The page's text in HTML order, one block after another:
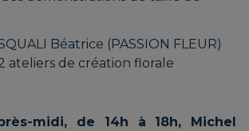
Marlène |
RELIURE
Béatrice (PASSION FLEUR)
ateliers de création florale
midi, de 14h à 18h, Michel